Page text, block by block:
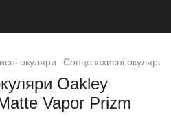
окуляри Сонцезахисні
Oakley
Vapor Prizm